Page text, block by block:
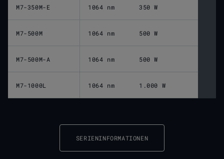
M7-350M-E 1064 nm 350 W
M7-500M 1064 nm 500 W
M7-500M-A 1064 nm 500 W
M7-1000L 1064 nm 1.000 W
SERIENINFORMATIONEN